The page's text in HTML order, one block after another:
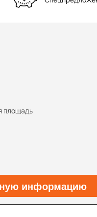
площадь
информацию